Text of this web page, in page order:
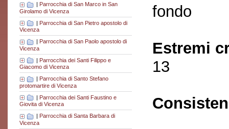
| Parrocchia di San Marco in San
Girolamo di Vicenza
| Parrocchia di San Pietro apostolo di
Vicenza
| Parrocchia di San Paolo apostolo di
Vicenza
| Parrocchia dei Santi Filippo e
Giacomo di Vicenza
| Parrocchia di Santo Stefano
protomartire di Vicenza
| Parrocchia dei Santi Faustino e
Giovita di Vicenza
Parrocchia di Santa Barbara di
Vicenza
fondo
Estremi
13